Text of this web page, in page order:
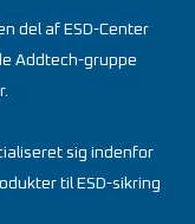
del af ESD-Center
Addtech-gruppe
sig indenfor
til ESD-sikring